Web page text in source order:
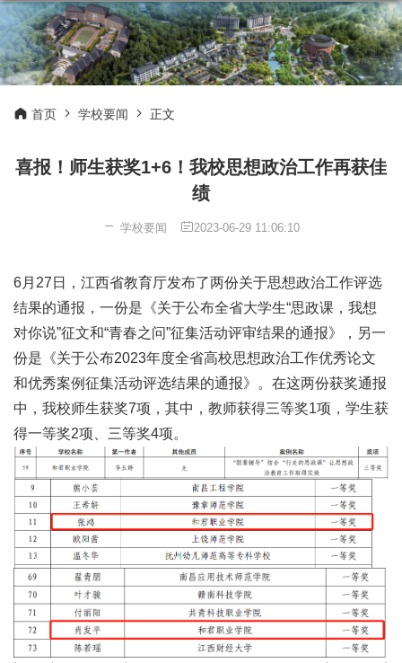
首页 学校要闻 正文
喜报！师生获奖1+6！我校思想政治工作再获佳
绩
学校要闻 2023-06-29 11:06:10
6月27日，江西省教育厅发布了两份关于思想政治工作评选
结果的通报，一份是《关于公布全省大学生“思政课，我想
对你说”征文和“青春之问”征集活动评审结果的通报》，另一
份是《关于公布2023年度全省高校思想政治工作优秀论文
和优秀案例征集活动评选结果的通报》。在这两份获奖通报
中，我校师生获奖7项，其中，教师获得三等奖1项，学生获
得一等奖2项、三等奖4项。